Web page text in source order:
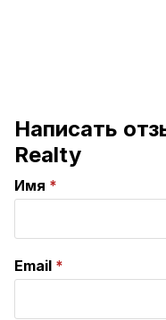
Написать
Realty
Имя
Email